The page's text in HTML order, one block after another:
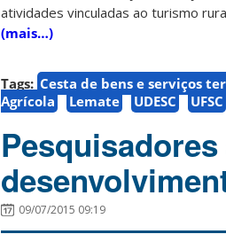
atividades vinculadas ao turismo
(mais…)
Tags: Cesta de bens e serviços
Agrícola
Lemate UDESC UFSC
09/07/2015 09:19